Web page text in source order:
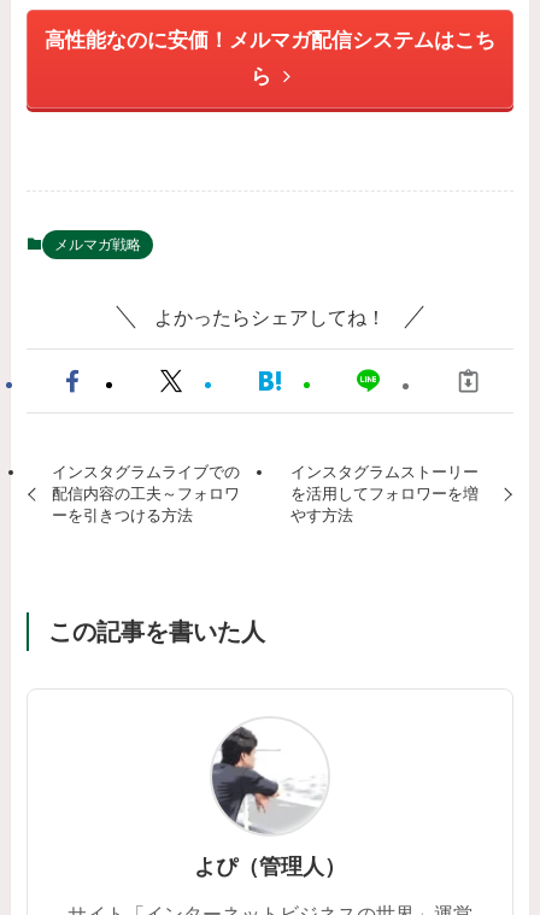
高性能なのに安価！メルマガ配信システムはこち
ら
メルマガ戦略
よかったらシェアしてね！
インスタグラムライブでの
配信内容の工夫～フォロワ
ーを引きつける方法
インスタグラムストーリー
を活用してフォロワーを増
やす方法
この記事を書いた人
よぴ（管理人）